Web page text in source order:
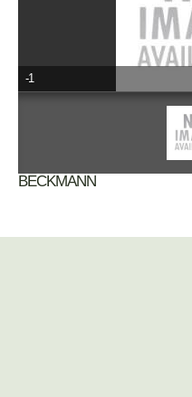
-1
BECKMANN